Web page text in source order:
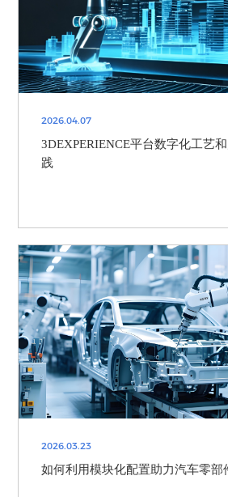
2026.04.07
3DEXPERIENCE平台数字化工艺
践
2026.03.23
如何利用模块化配置助力汽车零部